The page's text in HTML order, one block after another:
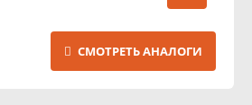
СМОТРЕТЬ АНАЛОГИ